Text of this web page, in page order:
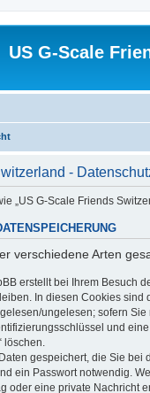
US G-Scale
-
„US G-Scale Friends
verschiedene Arten
erstellt bei Ihrem Besuch
In diesen Cookies
ungelesen; sofern
und
löschen.
gespeichert, die Sie
ein Passwort notwendig.
oder eine private Nachricht